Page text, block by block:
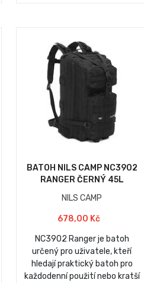
BATOH NILS CAMP NC3902
RANGER ČERNÝ 45L
NILS CAMP
678,00 Kč
NC3902 Ranger je batoh
určený pro uživatele, kteří
hledají praktický batoh pro
každodenní použití nebo kratší